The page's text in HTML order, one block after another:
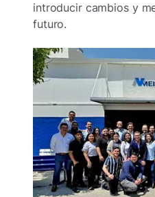
introducir cambios y
futuro.